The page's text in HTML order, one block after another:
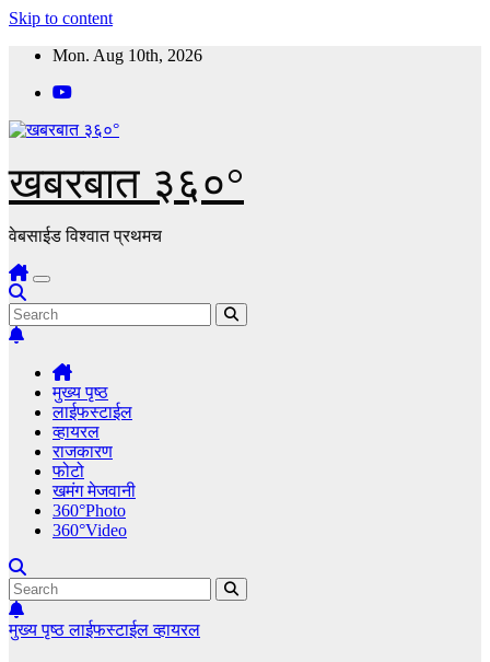
Skip to content
Mon. Aug 10th, 2026
खबरबात ३६०°
वेबसाईड विश्वात प्रथमच
मुख्य पृष्ठ
लाईफस्टाईल
व्हायरल
राजकारण
फोटो
खमंग मेजवानी
360°Photo
360°Video
मुख्य पृष्ठलाईफस्टाईलव्हायरल